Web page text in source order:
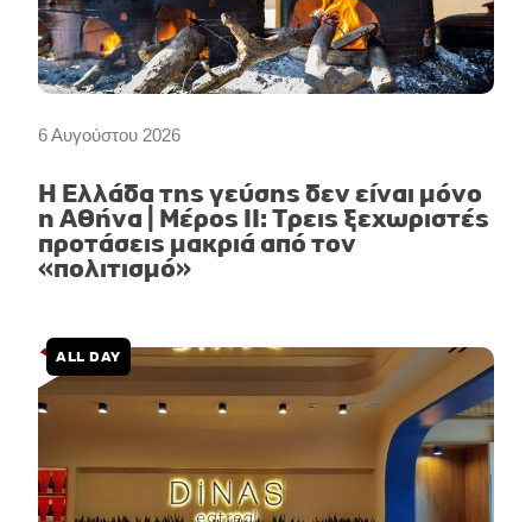
6 Αυγούστου 2026
Η Ελλάδα της γεύσης δεν είναι μόνο
η Αθήνα | Μέρος II: Τρεις ξεχωριστές
προτάσεις μακριά από τον
«πολιτισμό»
ALL DAY